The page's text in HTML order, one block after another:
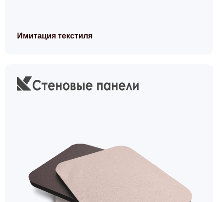
Имитация текстиля